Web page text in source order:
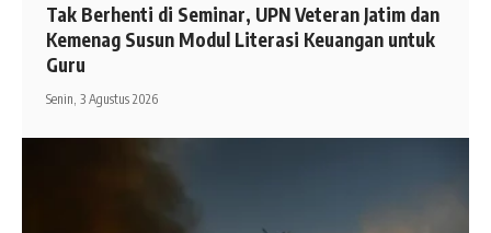
Tak Berhenti di Seminar, UPN Veteran Jatim dan
Kemenag Susun Modul Literasi Keuangan untuk
Guru
Senin, 3 Agustus 2026